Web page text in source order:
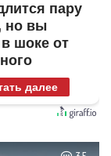
пару
но вы
шоке от
далее